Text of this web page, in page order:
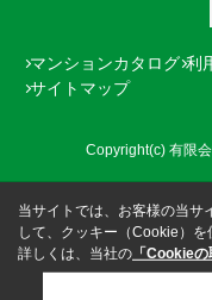
マンションカタログ 利
サイトマップ
Copyright(c) 有限
当サイトでは、お客様の当サ
して、クッキー（Cookie）を
詳しくは、当社の 「Cookie